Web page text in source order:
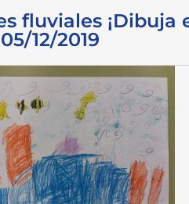
fluviales ¡Dibuja
12/2019